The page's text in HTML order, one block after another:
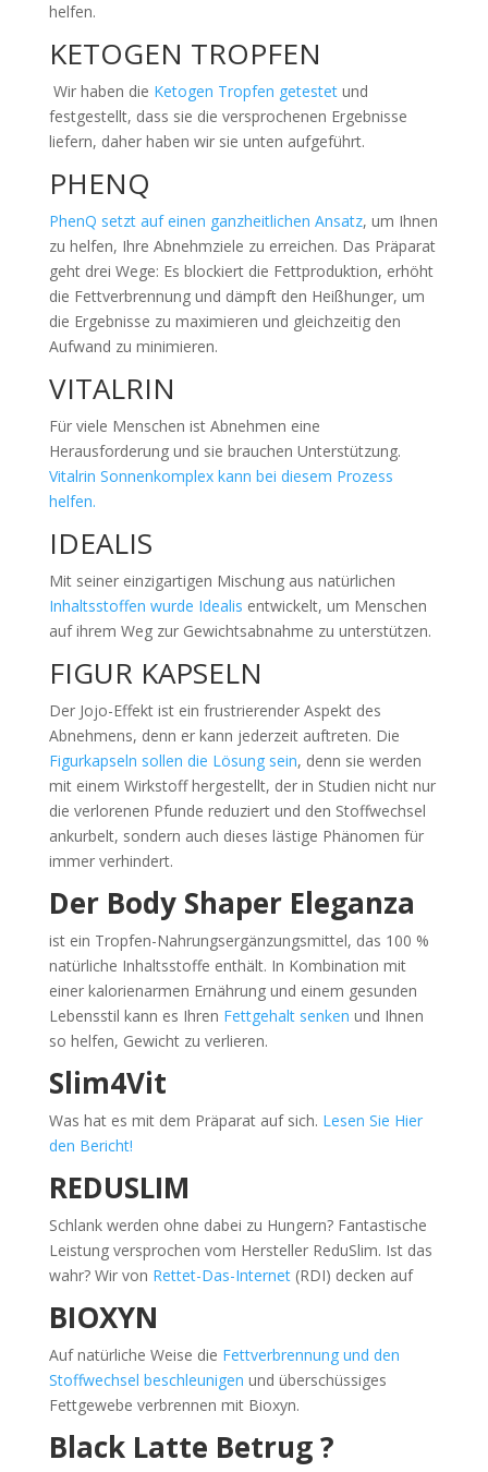
helfen.
KETOGEN TROPFEN
Wir haben die Ketogen Tropfen getestetund
festgestellt, dass sie die versprochenen Ergebnisse
liefern, daher haben wir sie unten aufgeführt.
PHENQ
PhenQ setzt auf einen ganzheitlichen Ansatz, um Ihnen
zu helfen, Ihre Abnehmziele zu erreichen. Das Präparat
geht drei Wege: Es blockiert die Fettproduktion, erhöht
die Fettverbrennung und dämpft den Heißhunger, um
die Ergebnisse zu maximieren und gleichzeitig den
Aufwand zu minimieren.
VITALRIN
Für viele Menschen ist Abnehmen eine
Herausforderung und sie brauchen Unterstützung.
Vitalrin Sonnenkomplex kann bei diesem Prozess
helfen.
IDEALIS
Mit seiner einzigartigen Mischung aus natürlichen
Inhaltsstoffen wurde Idealis entwickelt, um Menschen
auf ihrem Weg zur Gewichtsabnahme zu unterstützen.
FIGUR KAPSELN
Der Jojo-Effekt ist ein frustrierender Aspekt des
Abnehmens, denn er kann jederzeit auftreten. Die
Figurkapseln sollen die Lösung sein, denn sie werden
mit einem Wirkstoff hergestellt, der in Studien nicht nur
die verlorenen Pfunde reduziert und den Stoffwechsel
ankurbelt, sondern auch dieses lästige Phänomen für
immer verhindert.
Der Body Shaper Eleganza
ist ein Tropfen-Nahrungsergänzungsmittel, das 100 %
natürliche Inhaltsstoffe enthält. In Kombination mit
einer kalorienarmen Ernährung und einem gesunden
Lebensstil kann es Ihren Fettgehalt senken und Ihnen
so helfen, Gewicht zu verlieren.
Slim4Vit
Was hat es mit dem Präparat auf sich. Lesen Sie Hier
den Bericht!
REDUSLIM
Schlank werden ohne dabei zu Hungern? Fantastische
Leistung versprochen vom Hersteller ReduSlim. Ist das
wahr? Wir von Rettet-Das-Internet(RDI) decken auf
BIOXYN
Auf natürliche Weise die Fettverbrennung und den
Stoffwechsel beschleunigen und überschüssiges
Fettgewebe verbrennen mit Bioxyn.
Black Latte Betrug ?